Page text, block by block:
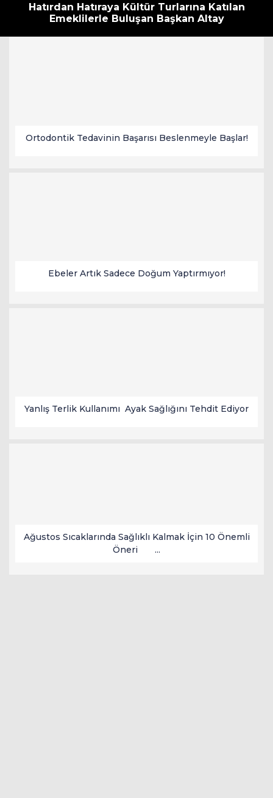
Hatırdan Hatıraya Kültür Turlarına Katılan
Emeklilerle Buluşan Başkan Altay
Ortodontik Tedavinin Başarısı Beslenmeyle Başlar!
Ebeler Artık Sadece Doğum Yaptırmıyor!
Yanlış Terlik Kullanımı Ayak Sağlığını Tehdit Ediyor
Ağustos Sıcaklarında Sağlıklı Kalmak İçin 10 Önemli
Öneri ...